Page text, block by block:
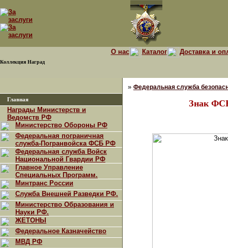
Коллекция Наград
О нас Каталог Доставка и
Главная
Награды Министерств и
Ведомств РФ
Министерство Обороны РФ
Федеральная пограничная
служба-Погранвойска ФСБ РФ
Федеральная служба Войск
Национальной Гвардии РФ
Главное Управление
Специальных Программ.
Минтранс России
Служба Внешней Разведки РФ.
Министерство Образования и
Науки РФ.
ЖЕТОНЫ
Федеральное Казначейство
МВД РФ
» Федеральная служба
Знак